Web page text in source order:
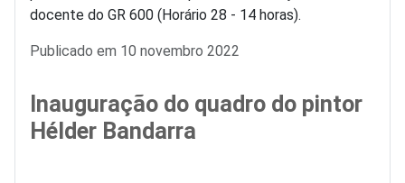
docente do GR 600 (Horário 28 - 14 horas).
Detalhes
Publicado em 10 novembro 2022
Inauguração do quadro do pintor
Hélder Bandarra